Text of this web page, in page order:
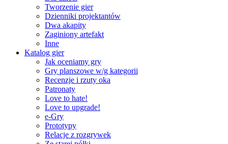
Tworzenie gier
Dzienniki projektantów
Dwa akapity
Zaginiony artefakt
Inne
Katalog gier
Jak oceniamy gry
Gry planszowe w/g kategorii
Recenzje i rzuty oka
Patronaty
Love to hate!
Love to upgrade!
e-Gry
Prototypy
Relacje z rozgrywek